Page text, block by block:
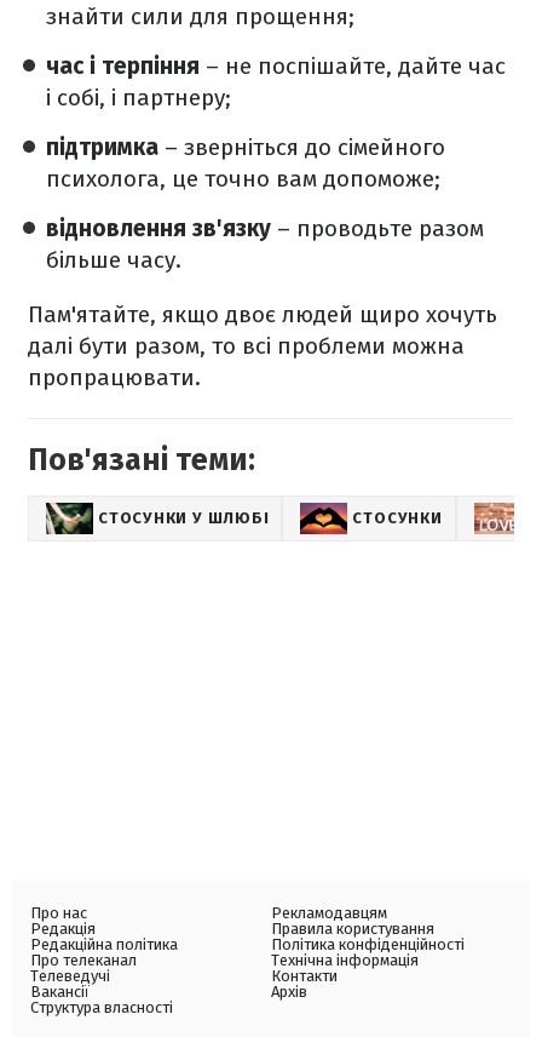
знайти сили для прощення;
час і терпіння – не поспішайте, дайте час
і собі, і партнеру;
підтримка – зверніться до сімейного
психолога, це точно вам допоможе;
відновлення зв'язку – проводьте разом
більше часу.
Пам'ятайте, якщо двоє людей щиро хочуть
далі бути разом, то всі проблеми можна
пропрацювати.
Пов'язані теми:
СТОСУНКИ У ШЛЮБІ СТОСУНКИ
Про нас
Редакція
Редакційна політика
Про телеканал
Телеведучі
Вакансії
Структура власності
Рекламодавцям
Правила користування
Політика конфіденційності
Технічна інформація
Контакти
Архів